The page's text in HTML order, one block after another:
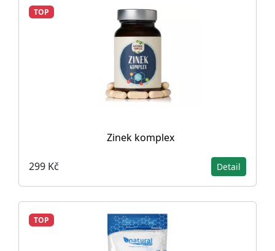
TOP
Zinek komplex
299 Kč Detail
TOP